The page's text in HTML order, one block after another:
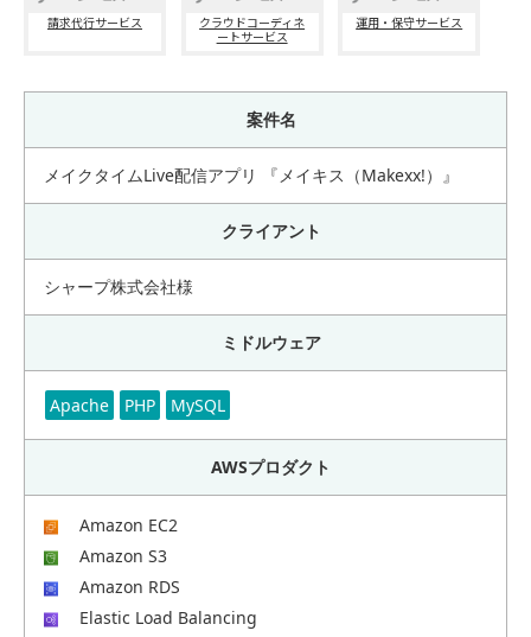
請求代行サービス
クラウドコーディネ
ートサービス
運用・保守サービス
案件名
メイクタイムLive配信アプリ 『メイキス（Makexx!）』
クライアント
シャープ株式会社様
ミドルウェア
Apache PHP MySQL
AWSプロダクト
Amazon EC2
Amazon S3
Amazon RDS
Elastic Load Balancing